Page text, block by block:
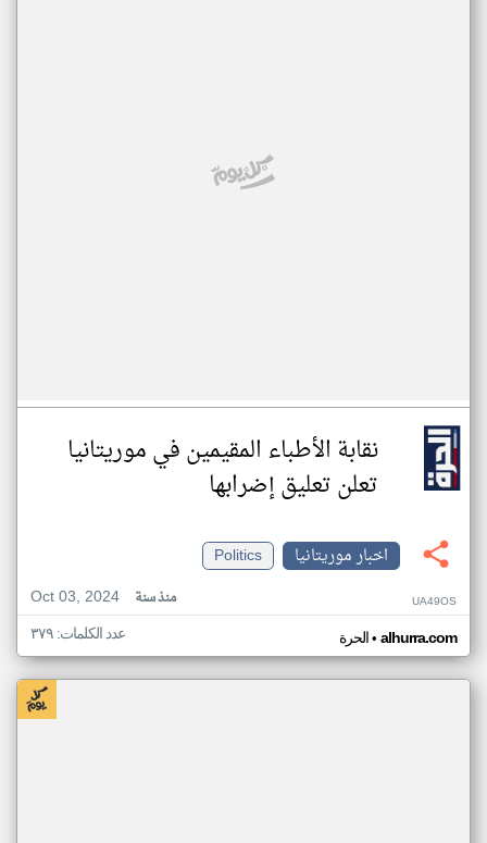
نقابة الأطباء المقيمين في موريتانيا
تعلن تعليق إضرابها
اخبار موريتانيا
Politics
Oct 03, 2024
منذ سنة UA49OS
الحرة• alhurra.com عدد الكلمات: ٣٧٩